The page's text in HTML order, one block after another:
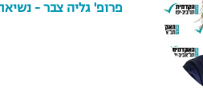
פרופ' גליה צבר -